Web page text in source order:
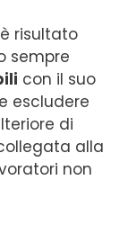
risultato
sempre
con il suo
escludere
di
alla
non